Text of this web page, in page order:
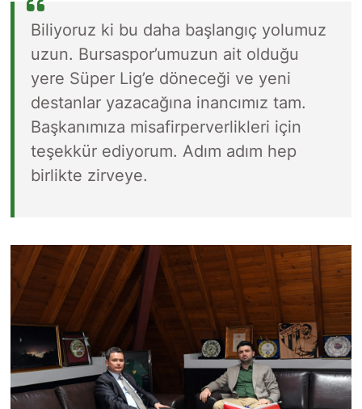
Biliyoruz ki bu daha başlangıç yolumuz
uzun. Bursaspor’umuzun ait olduğu
yere Süper Lig’e döneceği ve yeni
destanlar yazacağına inancımız tam.
Başkanımıza misafirperverlikleri için
teşekkür ediyorum. Adım adım hep
birlikte zirveye.